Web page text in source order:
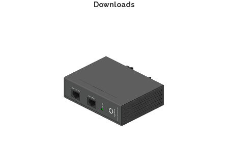
Downloads